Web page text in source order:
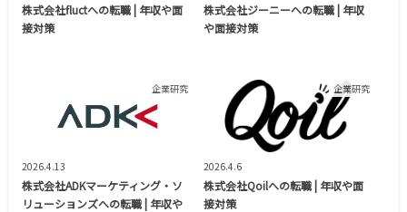
株式会社fluctへの転職 | 年収や面
接対策
株式会社ジーニーへの転職 | 年収
や面接対策
企業研究
2026.4.13
株式会社ADKマーケティング・ソ
リューションズへの転職 | 年収や
企業研究
2026.4.6
株式会社Qoilへの転職 | 年収や面
接対策